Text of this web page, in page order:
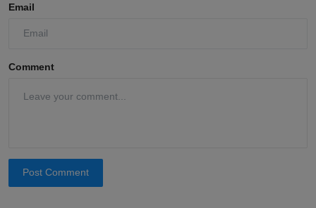
Email
Comment
Post Comment